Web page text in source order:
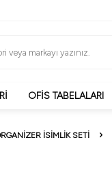
OFIS TABELALARI
İSIMLIK SETI